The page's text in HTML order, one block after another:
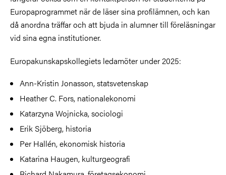
Europaprogrammet när de läser sina profilämnen, och kan
då anordna träffar och att bjuda in alumner till föreläsningar
vid sina egna institutioner.
Europakunskapskollegiets ledamöter under 2025:
Ann-Kristin Jonasson, statsvetenskap
Heather C. Fors, nationalekonomi
Katarzyna Wojnicka, sociologi
Erik Sjöberg, historia
Per Hallén, ekonomisk historia
Katarina Haugen, kulturgeografi